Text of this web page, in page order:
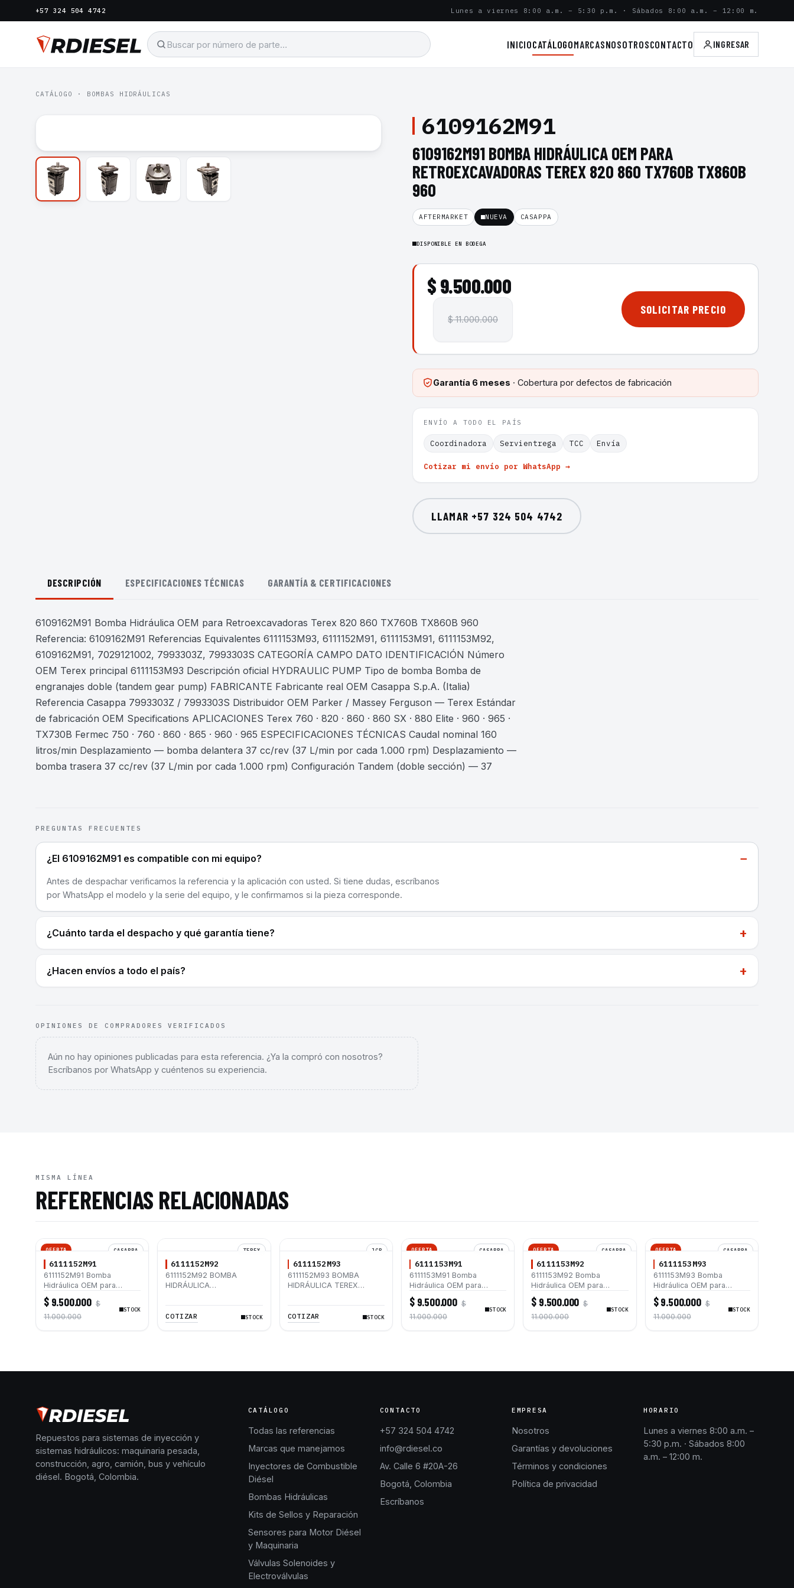
+57 324 504 4742 Lunes a viernes 8:00 a.m. – 5:30 p.m. · Sábados 8:00 a.m. – 12:00 m.
INICIOCATÁLOGOMARCASNOSOTROSCONTACTO INGRESAR
CATÁLOGO · BOMBAS HIDRÁULICAS
6109162M91
6109162M91 BOMBA HIDRÁULICA OEM PARA
RETROEXCAVADORAS TEREX 820 860 TX760B TX860B
960
AFTERMARKET NUEVA CASAPPA
DISPONIBLE EN BODEGA
$ 9.500.000
$ 11.000.000
SOLICITAR PRECIO
Garantía 6 meses · Cobertura por defectos de fabricación
ENVÍO A TODO EL PAÍS
Coordinadora Servientrega TCC Envía
Cotizar mi envío por WhatsApp →
LLAMAR +57 324 504 4742
DESCRIPCIÓN ESPECIFICACIONES TÉCNICAS GARANTÍA & CERTIFICACIONES
6109162M91 Bomba Hidráulica OEM para Retroexcavadoras Terex 820 860 TX760B TX860B 960
Referencia: 6109162M91 Referencias Equivalentes 6111153M93, 6111152M91, 6111153M91, 6111153M92,
6109162M91, 7029121002, 7993303Z, 7993303S CATEGORÍA CAMPO DATO IDENTIFICACIÓN Número
OEM Terex principal 6111153M93 Descripción oficial HYDRAULIC PUMP Tipo de bomba Bomba de
engranajes doble (tandem gear pump) FABRICANTE Fabricante real OEM Casappa S.p.A. (Italia)
Referencia Casappa 7993303Z / 7993303S Distribuidor OEM Parker / Massey Ferguson — Terex Estándar
de fabricación OEM Specifications APLICACIONES Terex 760 · 820 · 860 · 860 SX · 880 Elite · 960 · 965 ·
TX730B Fermec 750 · 760 · 860 · 865 · 960 · 965 ESPECIFICACIONES TÉCNICAS Caudal nominal 160
litros/min Desplazamiento — bomba delantera 37 cc/rev (37 L/min por cada 1.000 rpm) Desplazamiento —
bomba trasera 37 cc/rev (37 L/min por cada 1.000 rpm) Configuración Tandem (doble sección) — 37
PREGUNTAS FRECUENTES
¿El 6109162M91 es compatible con mi equipo? −
Antes de despachar verificamos la referencia y la aplicación con usted. Si tiene dudas, escríbanos
por WhatsApp el modelo y la serie del equipo, y le confirmamos si la pieza corresponde.
¿Cuánto tarda el despacho y qué garantía tiene? +
¿Hacen envíos a todo el país? +
OPINIONES DE COMPRADORES VERIFICADOS
Aún no hay opiniones publicadas para esta referencia. ¿Ya la compró con nosotros?
Escríbanos por WhatsApp y cuéntenos su experiencia.
MISMA LÍNEA
REFERENCIAS RELACIONADAS
OFERTA CASAPPA
6111152M91
6111152M91 Bomba
Hidráulica OEM para
Retroexcavadoras Terex
820 860 TX760B TX860B
960
$ 9.500.000 $
11.000.000
STOCK
TEREX
6111152M92
6111152M92 BOMBA
HIDRÁULICA
COTIZAR
STOCK
JCB
6111152M93
6111152M93 BOMBA
HIDRÁULICA TEREX
COTIZAR STOCK
OFERTA CASAPPA
6111153M91
6111153M91 Bomba
Hidráulica OEM para
Retroexcavadoras Terex
820 860 TX760B TX860B
960
$ 9.500.000 $
11.000.000
STOCK
OFERTA CASAPPA
6111153M92
6111153M92 Bomba
Hidráulica OEM para
Retroexcavadoras Terex
820 860 TX760B TX860B
960
$ 9.500.000 $
11.000.000
STOCK
OFERTA CASAPPA
6111153M93
6111153M93 Bomba
Hidráulica OEM para
Retroexcavadoras Terex
820 860 TX760B TX860B
960
$ 9.500.000 $
11.000.000
STOCK
Repuestos para sistemas de inyección y
sistemas hidráulicos: maquinaria pesada,
construcción, agro, camión, bus y vehículo
diésel. Bogotá, Colombia.
CATÁLOGO
Todas las referencias
Marcas que manejamos
Inyectores de Combustible
Diésel
Bombas Hidráulicas
Kits de Sellos y Reparación
Sensores para Motor Diésel
y Maquinaria
Válvulas Solenoides y
Electroválvulas
CONTACTO
+57 324 504 4742
info@rdiesel.co
Av. Calle 6 #20A-26
Bogotá, Colombia
Escríbanos
EMPRESA
Nosotros
Garantías y devoluciones
Términos y condiciones
Política de privacidad
HORARIO
Lunes a viernes 8:00 a.m. –
5:30 p.m. · Sábados 8:00
a.m. – 12:00 m.